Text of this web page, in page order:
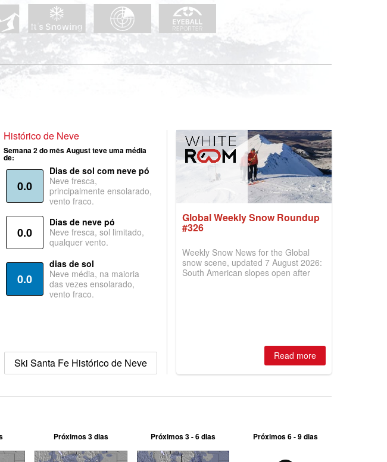
Histórico de Neve
Semana 2 do mês August teve uma média
de:
0.0
Dias de sol com neve pó
Neve fresca,
principalmente ensolarado,
vento fraco.
0.0
Dias de neve pó
Neve fresca, sol limitado,
qualquer vento.
0.0
dias de sol
Neve média, na maioria
das vezes ensolarado,
vento fraco.
Ski Santa Fe Histórico de Neve
Global Weekly Snow Roundup
#326
Weekly Snow News for the Global
snow scene, updated 7 August 2026:
South American slopes open after
Read more
Próximos 3 dias Próximos 3 - 6 dias Próximos 6 - 9 dias